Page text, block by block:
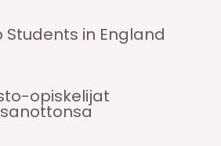
Students in England
opiskelijat